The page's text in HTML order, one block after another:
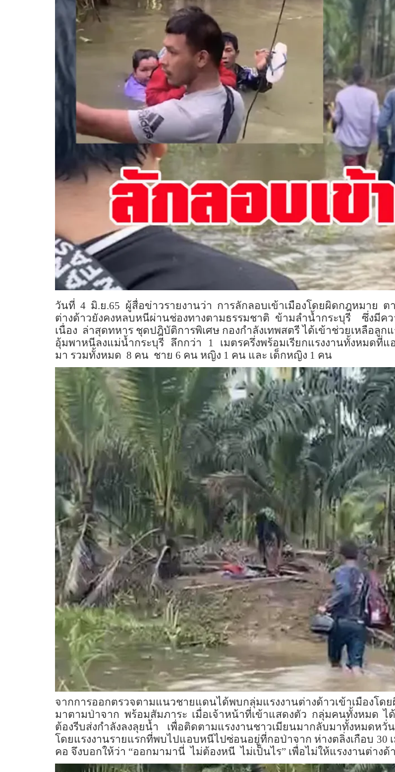
วันที่ 4 มิ.ย.65 ผู้สื่อข่าวรายงานว่า การลักลอบเข้าเมืองโดยผิดกฎหมาย
ต่างด้าวยังคงหลบหนีผ่านช่องทางตามธรรมชาติ ข้ามลำน้ำกระบุรี ซึ่งมี
เนื่อง ล่าสุดทหาร ชุดปฎิบัติการพิเศษ กองกำลังเทพสตรี ได้เข้าช่วยเหลือลู
อุ้มพาหนีลงแม่น้ำกระบุรี ลึกกว่า 1 เมตรครึ่งพร้อมเรียกแรงงานทั้งหมดที่
มา รวมทั้งหมด 8 คน ชาย 6 คน หญิง 1 คน และ เด็กหญิง 1 คน
จากการออกตรวจตามแนวชายแดนได้พบกลุ่มแรงงานต่างด้าวเข้าเมืองโ
มาตามป่าจาก พร้อมสัมภาระ เมื่อเจ้าหน้าที่เข้าแสดงตัว กลุ่มคนทั้งหมด
ต้องรีบส่งกำลังลงลุยน้ำ เพื่อติดตามแรงงานชาวเมียนมากลับมาทั้งหมดหวั่
โดยแรงงานรายแรกที่พบไปแอบหนีไปซ่อนอยู่ที่กอป่าจาก ห่างตลิ่งเกือบ 30
คอ จึงบอกให้ว่า “ออกมามานี่ ไม่ต้องหนี ไม่เป็นไร” เพื่อไม่ให้แรงงานต่างด้